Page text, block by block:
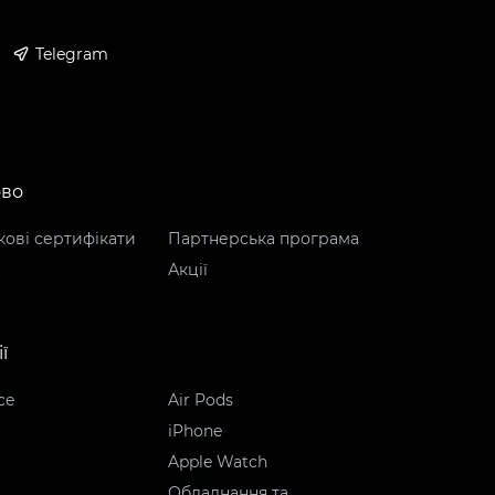
Telegram
сертифікати
Партнерська програма
Акції
Air Pods
iPhone
Apple Watch